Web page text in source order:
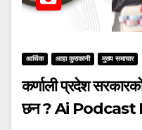
आर्थिक आहा कुराकानी मुख्य समाचार
कर्णाली प्रदेश
छन ? Ai Podcast